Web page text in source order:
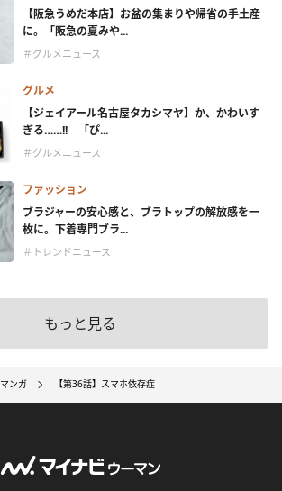
【阪急うめだ本店】お盆の集まりや帰省の手土産
に。「阪急の夏みや...
＃グルメニュース
グルメ
【ジェイアール名古屋タカシマヤ】か、かわいす
ぎる……!! 「ぴ...
＃グルメニュース
ファッション
ブラジャーの安心感と、ブラトップの解放感を一
枚に。下着専門ブラ...
＃トレンドニュース
もっと見る
マンガ 【第36話】スマホ依存症